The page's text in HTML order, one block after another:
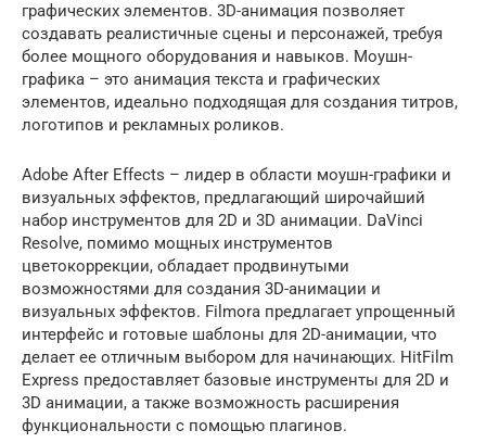
графических элементов. 3D-анимация позволяет
создавать реалистичные сцены и персонажей, требуя
более мощного оборудования и навыков. Моушн-
графика – это анимация текста и графических
элементов, идеально подходящая для создания титров,
логотипов и рекламных роликов.
Adobe After Effects – лидер в области моушн-графики и
визуальных эффектов, предлагающий широчайший
набор инструментов для 2D и 3D анимации. DaVinci
Resolve, помимо мощных инструментов
цветокоррекции, обладает продвинутыми
возможностями для создания 3D-анимации и
визуальных эффектов. Filmora предлагает упрощенный
интерфейс и готовые шаблоны для 2D-анимации, что
делает ее отличным выбором для начинающих. HitFilm
Express предоставляет базовые инструменты для 2D и
3D анимации, а также возможность расширения
функциональности с помощью плагинов.